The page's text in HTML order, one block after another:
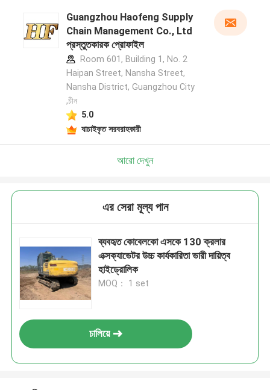
Guangzhou Haofeng Supply
Chain Management Co., Ltd
প্রস্তুতকারক প্রোফাইল
Room 601, Building 1, No. 2
Haipan Street, Nansha Street,
Nansha District, Guangzhou City
,চীন
5.0
যাচাইকৃত সরবরাহকারী
আরো দেখুন
এর সেরা মূল্য পান
ব্যবহৃত কোবেলকো এসকে 130 ক্রলার
এক্সক্যাভেটর উচ্চ কার্যকারিতা ভারী দায়িত্ব
হাইড্রোলিক
MOQ： 1 set
চালিয়ে